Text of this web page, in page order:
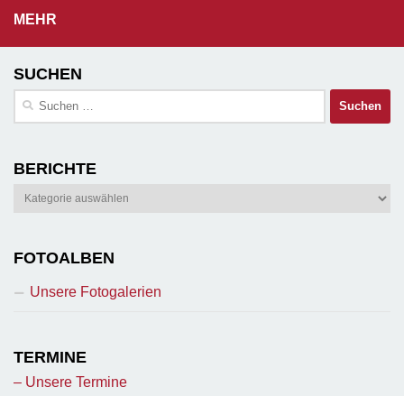
MEHR
SUCHEN
Suchen
BERICHTE
Berichte
FOTOALBEN
Unsere Fotogalerien
TERMINE
– Unsere Termine